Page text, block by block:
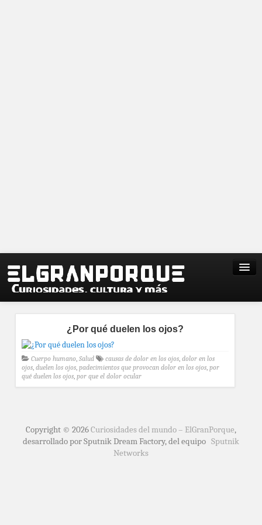
¿Por qué duelen los ojos?
Cuerpo humano, Salud causas de dolor en los ojos, dolor en los
ojos, duelen los ojos, padecimientos que provocan dolor en los ojos, por
qué duelen los ojos, por que el dolor ocular
Copyright © 2026Curiosidades del mundo – ElGranPorque,
desarrollado por Sputnik Dream Factory, del equipo Sputnik
Networks